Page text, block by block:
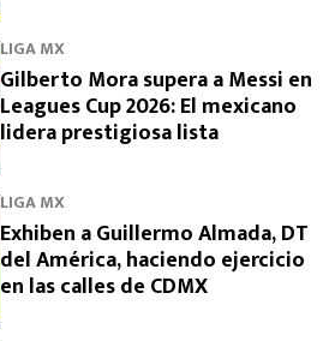
LIGA MX
Gilberto Mora supera a Messi en
Leagues Cup 2026: El mexicano
lidera prestigiosa lista
LIGA MX
Exhiben a Guillermo Almada, DT
del América, haciendo ejercicio
en las calles de CDMX